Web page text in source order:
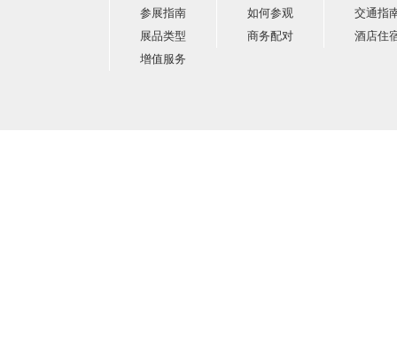
参展指南
展品类型
增值服务
如何参观
商务配对
交通指
酒店住